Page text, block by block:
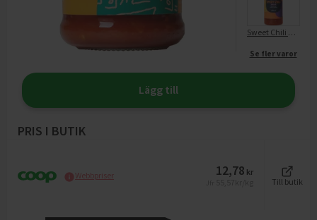
Sweet Chili Sås Mild
Se fler varor
Lägg till
PRIS I BUTIK
Webbpriser 12,78 kr
Till butik